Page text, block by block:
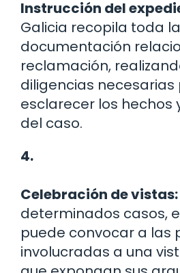
Instrucción del
Galicia recopila toda
documentación
reclamación,
diligencias necesarias
esclarecer los hechos
del caso.
4.
Celebración de vistas:
determinados casos,
puede convocar a las
involucradas a una